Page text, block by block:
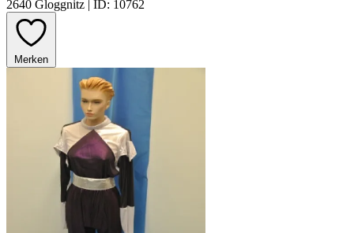
2640 Gloggnitz | ID: 10762
Merken